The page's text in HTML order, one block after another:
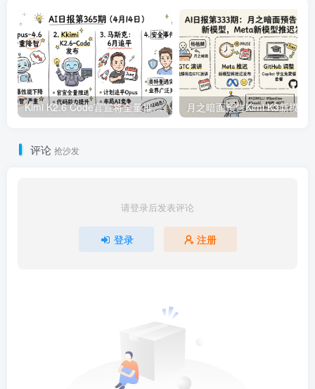
Kimi K2.6 Code官宣将全量推送，实锤Opus4.6降智严重 | 4月14日AI日报第365期
评论 抢沙发
请登录后发表评论
登录 注册